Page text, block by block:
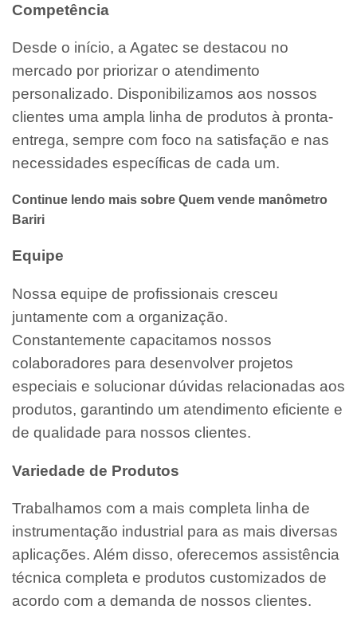
Competência
Desde o início, a Agatec se destacou no
mercado por priorizar o atendimento
personalizado. Disponibilizamos aos nossos
clientes uma ampla linha de produtos à pronta-
entrega, sempre com foco na satisfação e nas
necessidades específicas de cada um.
Continue lendo mais sobre Quem vende manômetro
Bariri
Equipe
Nossa equipe de profissionais cresceu
juntamente com a organização.
Constantemente capacitamos nossos
colaboradores para desenvolver projetos
especiais e solucionar dúvidas relacionadas aos
produtos, garantindo um atendimento eficiente e
de qualidade para nossos clientes.
Variedade de Produtos
Trabalhamos com a mais completa linha de
instrumentação industrial para as mais diversas
aplicações. Além disso, oferecemos assistência
técnica completa e produtos customizados de
acordo com a demanda de nossos clientes.